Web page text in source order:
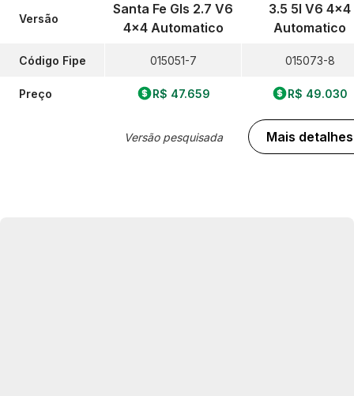
Versão
Código Fipe
Preço
Santa Fe Gls 2.7 V6
4x4 Automatico
015051-7
R$ 47.659
Versão pesquisada
3.5 5l V6 4x4
Automatico
015073-8
R$ 49.030
Mais detalhes